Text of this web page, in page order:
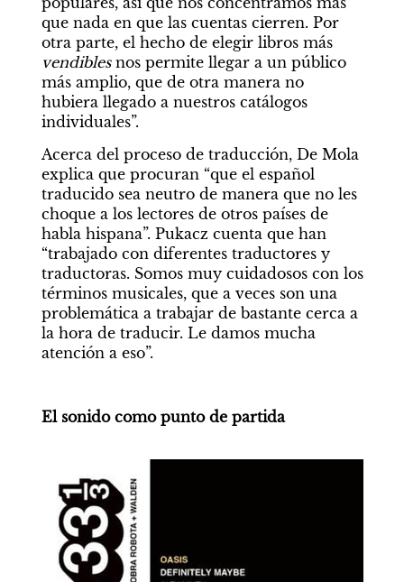
que nada en que las cuentas cierren. Por
otra parte, el hecho de elegir libros más
vendibles nos permite llegar a un público
más amplio, que de otra manera no
hubiera llegado a nuestros catálogos
individuales”.
Acerca del proceso de traducción, De Mola
explica que procuran “que el español
traducido sea neutro de manera que no les
choque a los lectores de otros países de
habla hispana”. Pukacz cuenta que han
“trabajado con diferentes traductores y
traductoras. Somos muy cuidadosos con los
términos musicales, que a veces son una
problemática a trabajar de bastante cerca a
la hora de traducir. Le damos mucha
atención a eso”.
El sonido como punto de partida